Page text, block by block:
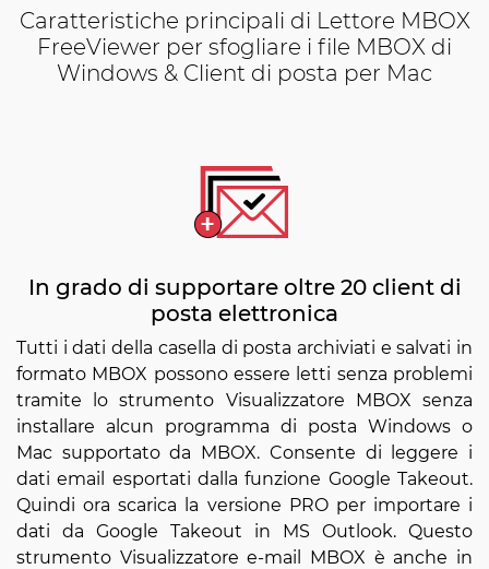
Caratteristiche principali di Lettore MBOX
FreeViewer per sfogliare i file MBOX di
Windows & Client di posta per Mac
In grado di supportare oltre 20 client di
posta elettronica
Tutti i dati della casella di posta archiviati e salvati in
formato MBOX possono essere letti senza problemi
tramite lo strumento Visualizzatore MBOX senza
installare alcun programma di posta Windows o
Mac supportato da MBOX. Consente di leggere i
dati email esportati dalla funzione Google Takeout.
Quindi ora scarica la versione PRO per importare i
dati da Google Takeout in MS Outlook. Questo
strumento Visualizzatore e-mail MBOX è anche in